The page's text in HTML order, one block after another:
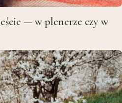
— w plenerze czy w